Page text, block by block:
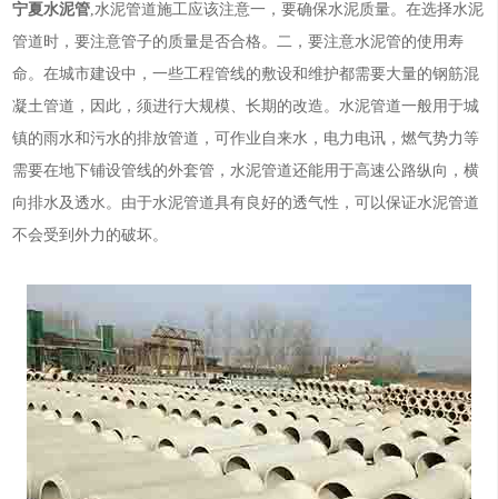
宁夏水泥管,水泥管道施工应该注意一，要确保水泥质量。在选择水泥
管道时，要注意管子的质量是否合格。二，要注意水泥管的使用寿
命。在城市建设中，一些工程管线的敷设和维护都需要大量的钢筋混
凝土管道，因此，须进行大规模、长期的改造。水泥管道一般用于城
镇的雨水和污水的排放管道，可作业自来水，电力电讯，燃气势力等
需要在地下铺设管线的外套管，水泥管道还能用于高速公路纵向，横
向排水及透水。由于水泥管道具有良好的透气性，可以保证水泥管道
不会受到外力的破坏。